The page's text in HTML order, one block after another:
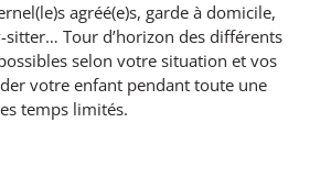
agréé(e)s, garde à domicile,
Tour d’horizon des différents
selon votre situation et vos
votre enfant pendant toute une
temps limités.